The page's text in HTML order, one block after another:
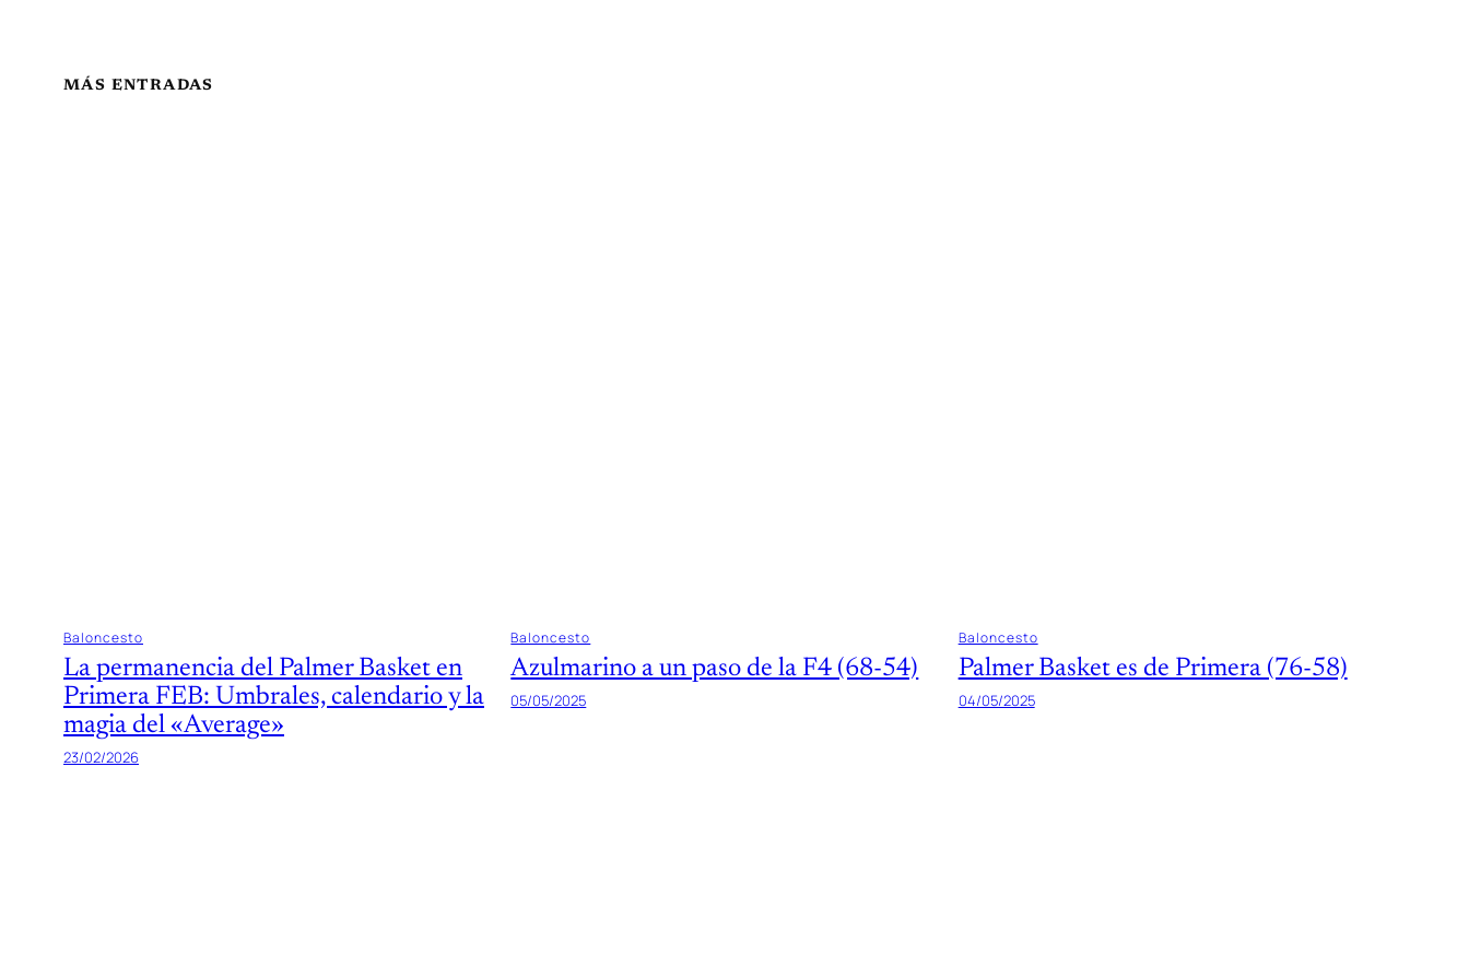
MÁS ENTRADAS
Baloncesto
La permanencia del Palmer Basket en
Primera FEB: Umbrales, calendario y la
magia del «Average»
23/02/2026
Baloncesto
Azulmarino a un paso de la F4 (68-54)
05/05/2025
Baloncesto
Palmer Basket es de Primera (76-58)
04/05/2025